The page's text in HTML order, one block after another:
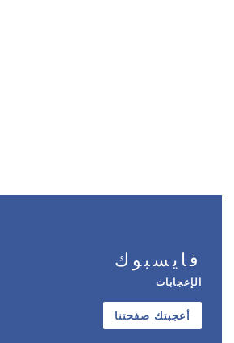
فايسبوك
الإعجابات
أعجبتك صفحتنا